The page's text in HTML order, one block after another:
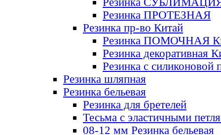
Резинка ПРОТЕЗНАЯ
Резинка пр-во Китай
Резинка ПОМОЧНАЯ
Резинка декоративная
Резинка с силиконовой
Резинка шляпная
Резинка бельевая
Резинка для бретелей
Тесьма с эластичными
08-12 мм Резинка бельевая